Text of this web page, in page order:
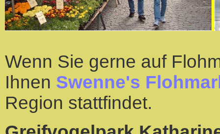
Wenn Sie gerne auf
Ihnen Swenne's
Region stattfindet.